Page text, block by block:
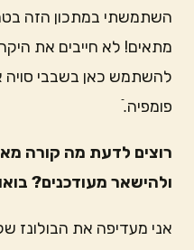
השתמשתי במתכון הזה
מתאים! לא חייבים את
להשתמש כאן בשבבי סויה
פומפיה.ֿ
רוצים לדעת מה קורה
ולהישאר מעודכנים?
אני מעדיפה את הבולונז